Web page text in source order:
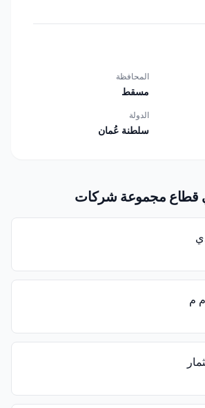
المحافظة
مسقط
الدولة
سلطنة عُمان
مجموعة شركات
م